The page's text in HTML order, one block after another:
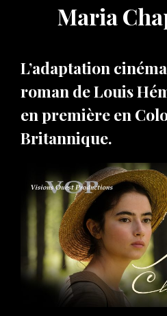
Maria
L’adaptation
roman de Louis
en première en
Britannique.